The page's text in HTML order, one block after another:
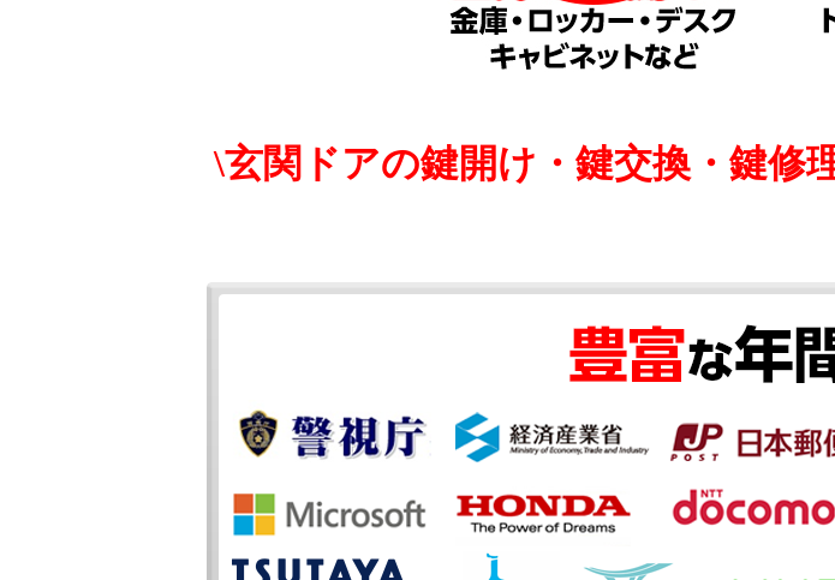
\玄関ドアの鍵開け・鍵交換・鍵修